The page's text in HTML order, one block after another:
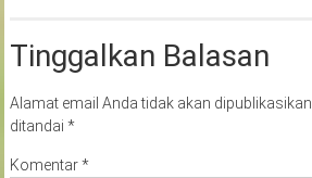
Tinggalkan Balasan
Alamat email Anda tidak akan dipublikasikan.
ditandai *
Komentar*